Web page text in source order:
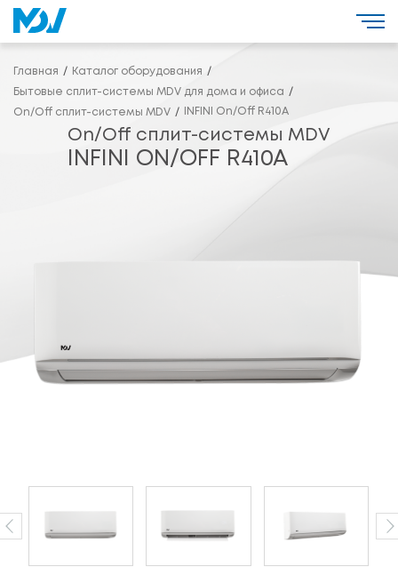
Главная Каталог оборудования
Бытовые сплит-системы MDV для дома и офиса
On/Off сплит-системы MDV INFINI On/Off R410A
On/Off сплит-системы MDV
INFINI ON/OFF R410A